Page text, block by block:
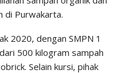
di Purwakarta.
2020, dengan SMPN 1
500 kilogram sampah
Selain kursi, pihak